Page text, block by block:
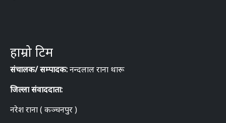
हाम्रो टिम
संचालक/ सम्पादक:नन्दलाल राना थारू
जिल्ला संवाददाता:
नरेश राना ( कञ्चनपुर )